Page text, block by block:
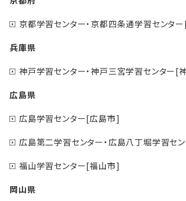
京都学習センター・京都四条通学習センタ
兵庫県
神戸学習センター・神戸三宮学習センター[
広島県
広島学習センター[広島市]
広島第二学習センター・広島八丁堀学習セ
福山学習センター[福山市]
岡山県